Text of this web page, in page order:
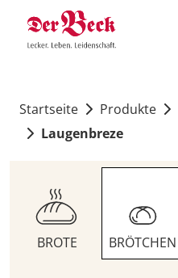
Startseite Produkte
Laugenbreze
BROTE BRÖTCHEN